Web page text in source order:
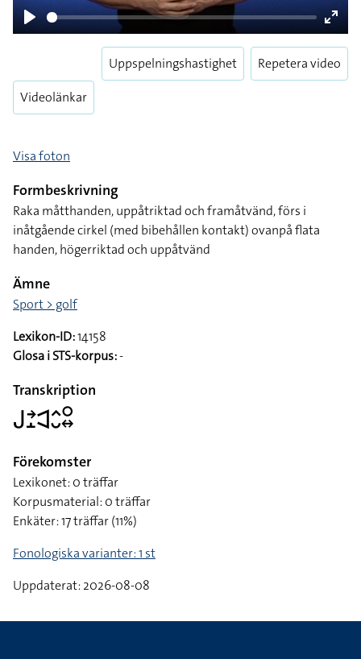
Pause
Enter
Videolänkar
Uppspelningshastighet Repetera video
Visa foton
Formbeskrivning
Raka måtthanden, uppåtriktad och framåtvänd, förs i
inåtgående cirkel (med bibehållen kontakt) ovanpå flata
handen, högerriktad och uppåtvänd
Ämne
Sport > golf
Lexikon-ID:14158
Glosa i STS-korpus:-
Transkription
􌤢􌥔􌤸􌥉􌤵􌤷􌥰􌦉
Förekomster
Lexikonet: 0 träffar
Korpusmaterial: 0 träffar
Enkäter: 17 träffar (11%)
Fonologiska varianter: 1 st
Uppdaterat: 2026-08-08